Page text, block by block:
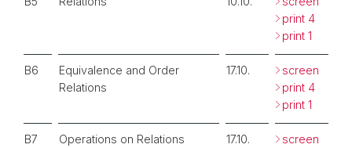
print 4
print 1
B6
Equivalence and Order
Relations
17.10.
screen
print 4
print 1
B7 Operations on Relations 17.10.
screen